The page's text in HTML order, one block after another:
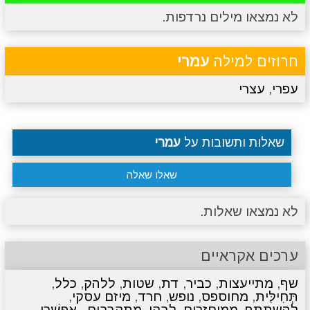
לא נמצאו מילים נרדפות.
חרוזים למילה עמרי
עפרי, עצרי
שאלות ותשובות על עמרי
שאלו שאלה
לא נמצאו שאלות.
ערכים אקראיים
שף, מתייעצות, כביר, דת, שטות, ללהק, כלל,
תְּחִילִּית, מחוספס, נופש, חרד, מיזם עסקי,